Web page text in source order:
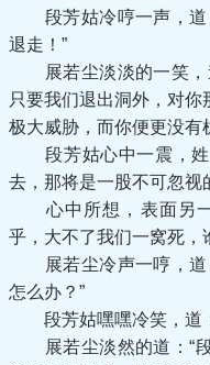
段芳姑冷哼一声，道
退走！”
展若尘淡淡的一笑，
只要我们退出洞外，对
极大威胁，而你便更没有
段芳姑心中一震，姓
去，那将是一股不可忽
心中所想，表面另一
乎，大不了我们一窝死，
展若尘冷声一哼，道
怎么办？”
段芳姑嘿嘿冷笑，道：
展若尘淡然的道：“段